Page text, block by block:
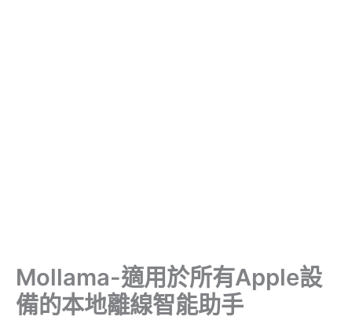
Mollama-適用於所有Apple設
備的本地離線智能助手